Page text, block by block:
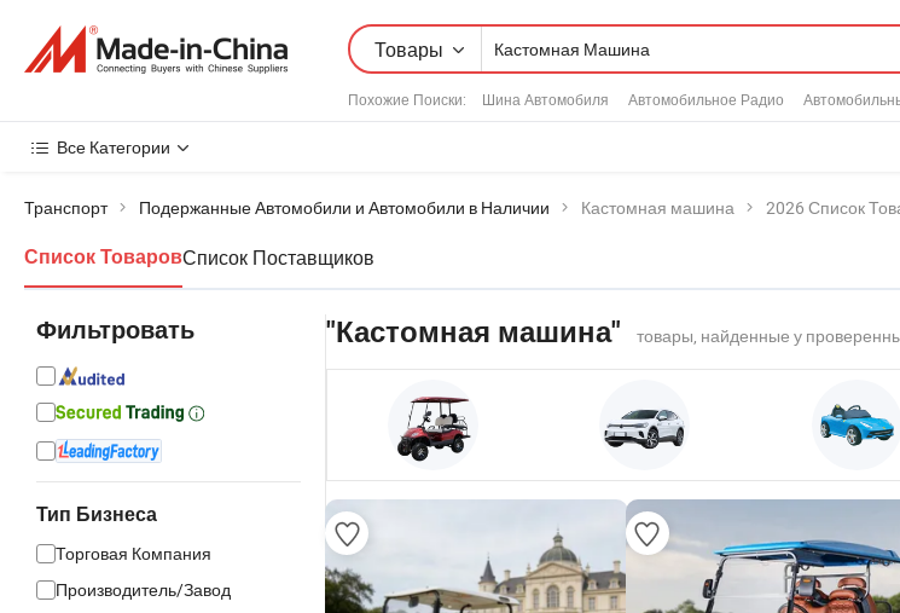
Товары
Похожие Поиски: Шина Автомобиля Автомобильное Радио
Все Категории
Транспорт Подержанные Автомобили и Автомобили в Наличии Кастомная машина 2026 Список
Список ТоваровСписок Поставщиков
Фильтровать
Тип Бизнеса
Торговая Компания
Производитель/Завод
"Кастомная машина" товары, найденные у